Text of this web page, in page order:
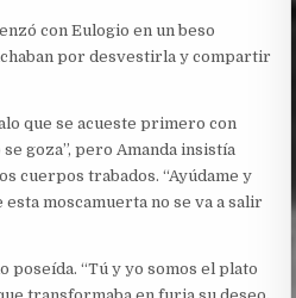
con Eulogio en un beso
por desvestirla y compartir
que se acueste primero con
goza”, pero Amanda insistía
cuerpos trabados. “Ayúdame y
moscamuerta no se va a salir
poseída. “Tú y yo somos el plato